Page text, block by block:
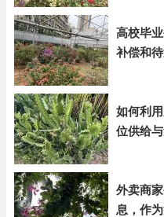
高校毕
补偿和
如何利
位供给
外卖商
息，作